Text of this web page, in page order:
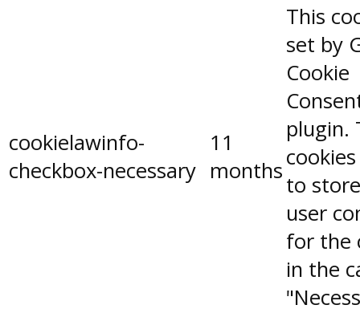
cookielawinfo-
checkbox-necessary
11
months
This
set by
Cookie
plugin.
to
user
for the
in the